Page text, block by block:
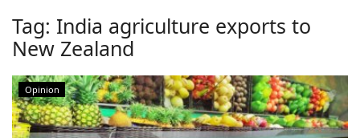
About Us
Leadership Profiles
Opinion
Tag: India agriculture exports to
New Zealand
Opinion